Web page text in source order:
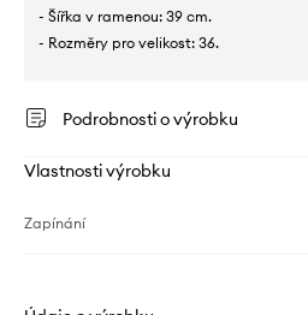
- Šířka v ramenou: 39 cm.
- Rozměry pro velikost: 36.
Podrobnosti o výrobku
Vlastnosti výrobku
Zapínání